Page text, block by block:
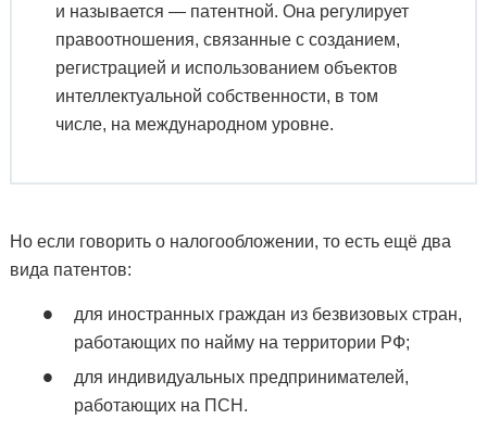
и называется — патентной. Она регулирует
правоотношения, связанные с созданием,
регистрацией и использованием объектов
интеллектуальной собственности, в том
числе, на международном уровне.
Но если говорить о налогообложении, то есть ещё два
вида патентов:
для иностранных граждан из безвизовых стран,
работающих по найму на территории РФ;
для индивидуальных предпринимателей,
работающих на ПСН.